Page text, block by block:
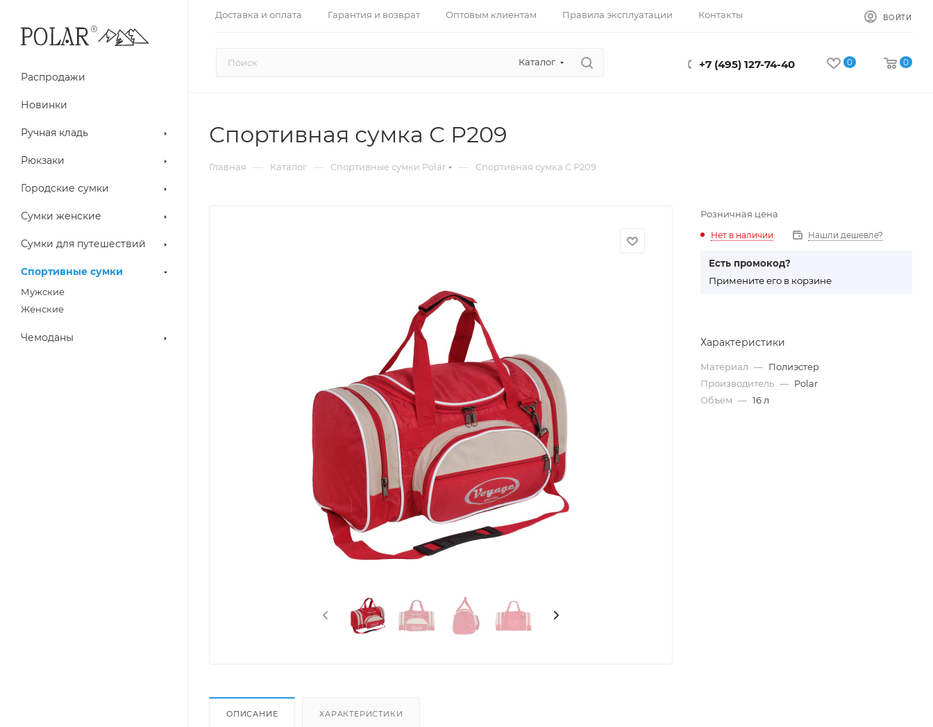
Доставка и оплата Гарантия и возврат Оптовым клиентам Правила эксплуатации Контакты ВОЙТИ
Каталог +7 (495) 127-74-40 0 0
Распродажи
Новинки
Ручная кладь
Рюкзаки
Городские сумки
Сумки женские
Сумки для путешествий
Спортивные сумки
Мужские
Женские
Чемоданы
Спортивная сумка С Р209
Главная — Каталог — Спортивные сумки Polar — Спортивная сумка С Р209
ОПИСАНИЕ ХАРАКТЕРИСТИКИ
Розничная цена
Нет в наличии Нашли дешевле?
Есть промокод?
Примените его в корзине
Характеристики
Материал — Полиэстер
Производитель — Polar
Объем — 16 л